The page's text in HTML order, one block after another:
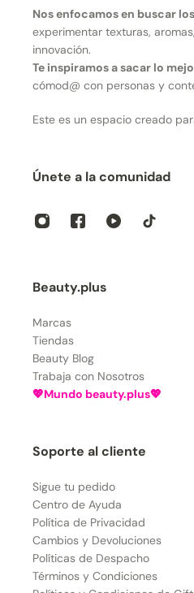
Nos enfocamos en buscar
experimentar texturas,
innovación.
Te inspiramos a sacar lo
cómod@ con personas y
Este es un espacio creado
Únete a la comunidad
Beauty.plus
Marcas
Tiendas
Beauty Blog
Trabaja con Nosotros
💖Mundo beauty.plus💖
Soporte al cliente
Sigue tu pedido
Centro de Ayuda
Política de Privacidad
Cambios y Devoluciones
Políticas de Despacho
Términos y Condiciones